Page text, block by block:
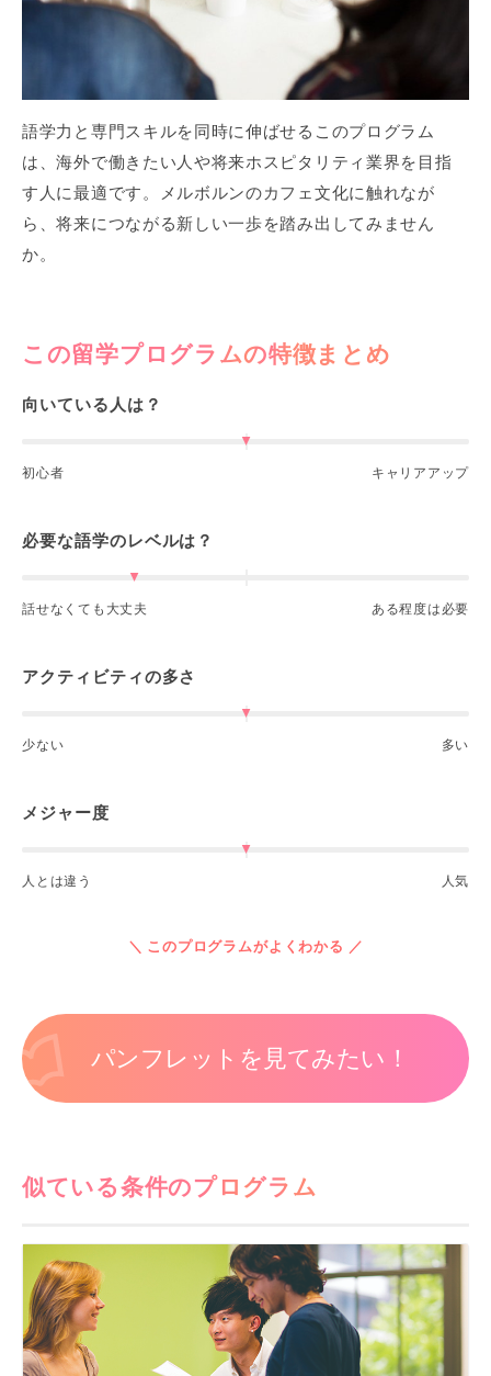
語学力と専門スキルを同時に伸ばせるこのプログラム
は、海外で働きたい人や将来ホスピタリティ業界を目指
す人に最適です。メルボルンのカフェ文化に触れなが
ら、将来につながる新しい一歩を踏み出してみません
か。
この留学プログラムの特徴まとめ
向いている人は？
初心者 キャリアアップ
必要な語学のレベルは？
話せなくても大丈夫 ある程度は必要
アクティビティの多さ
少ない 多い
メジャー度
人とは違う 人気
＼ このプログラムがよくわかる ／
パンフレットを見てみたい！
似ている条件のプログラム